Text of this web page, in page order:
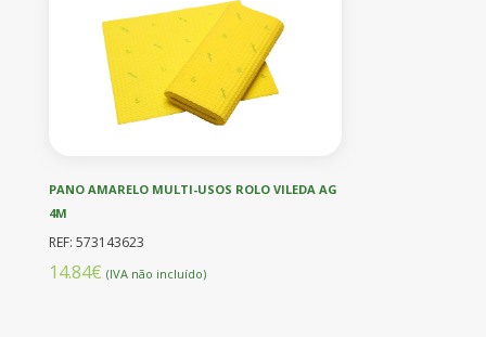
PANO AMARELO MULTI-USOS ROLO VILEDA AG
4M
REF: 573143623
14.84€ (IVA não incluído)